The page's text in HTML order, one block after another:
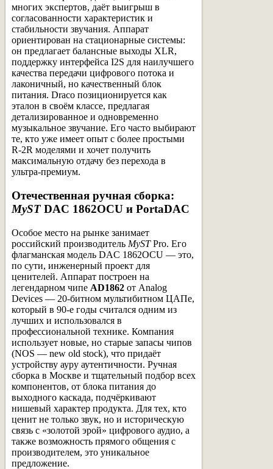
многих экспертов, даёт выигрыш в
согласованности характеристик и
стабильности звучания. Аппарат
ориентирован на стационарные системы:
он предлагает балансные выходы XLR,
поддержку интерфейса I2S для наилучшего
качества передачи цифрового потока и
лаконичный, но качественный блок
питания. Draco позиционируется как
эталон в своём классе, предлагая
детализированное и одновременно
музыкальное звучание. Его часто выбирают
те, кто уже имеет опыт с более простыми
R-2R моделями и хочет получить
максимальную отдачу без перехода в
ультра-премиум.
Отечественная ручная сборка:
MySTDAC 1862OCU и PortaDAC
Особое место на рынке занимает
российский производитель MySTPro. Его
флагманская модель DAC 1862OCU — это,
по сути, инженерный проект для
ценителей. Аппарат построен на
легендарном чипе AD1862 от Analog
Devices — 20-битном мультибитном ЦАПе,
который в 90-е годы считался одним из
лучших и использовался в
профессиональной технике. Компания
использует новые, но старые запасы чипов
(NOS — new old stock), что придаёт
устройству ауру аутентичности. Ручная
сборка в Москве и тщательный подбор всех
компонентов, от блока питания до
выходного каскада, подчёркивают
нишевый характер продукта. Для тех, кто
ценит не только звук, но и историческую
связь с «золотой эрой» цифрового аудио, а
также возможность прямого общения с
производителем, это уникальное
предложение.